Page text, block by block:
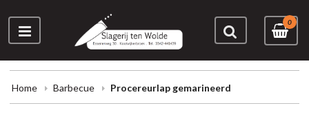
0
Home Barbecue Procereurlap gemarineerd